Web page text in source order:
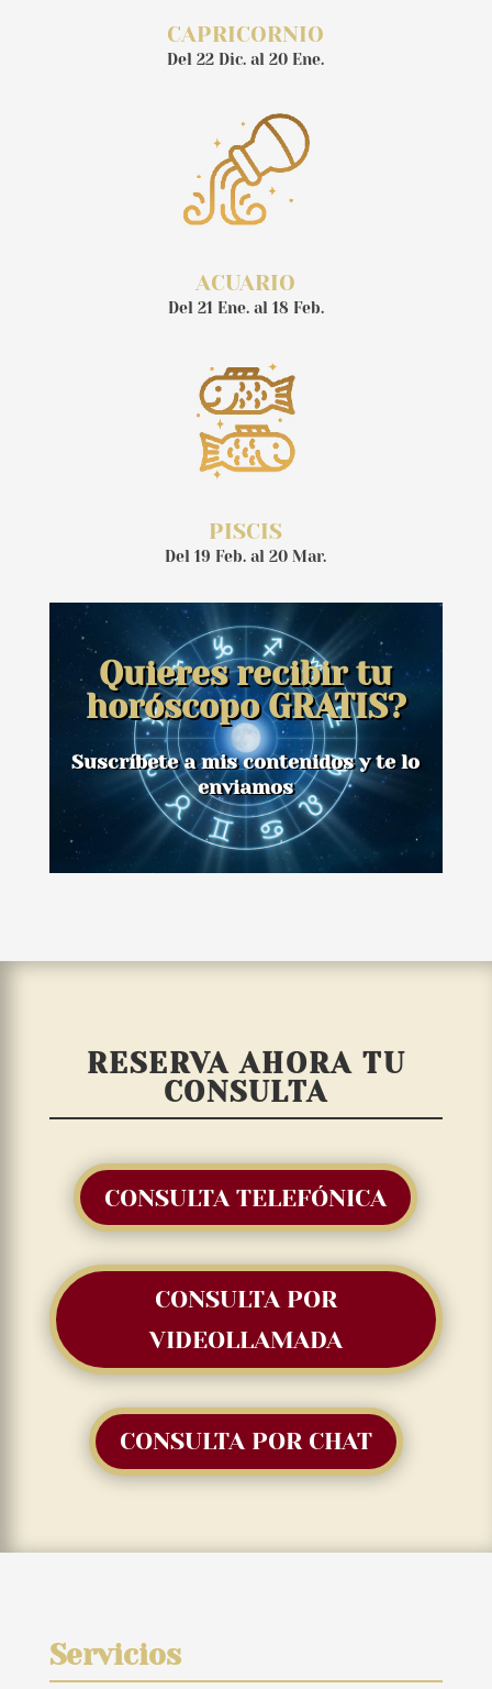
CAPRICORNIO
Del 22 Dic. al 20 Ene.
ACUARIO
Del 21 Ene. al 18 Feb.
PISCIS
Del 19 Feb. al 20 Mar.
Quieres recibir tu
horóscopo GRATIS?
Suscríbete a mis contenidos y te lo
enviamos
RESERVA AHORA TU
CONSULTA
CONSULTA TELEFÓNICA
CONSULTA POR
VIDEOLLAMADA
CONSULTA POR CHAT
Servicios